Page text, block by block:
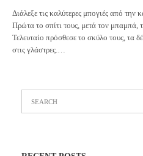
Διάλεξε τις καλύτερες μπογιές από την
Πρώτα το σπίτι τους, μετά τον μπαμπά,
Τελευταίο πρόσθεσε το σκύλο τους, τα
στις γλάστρες.…